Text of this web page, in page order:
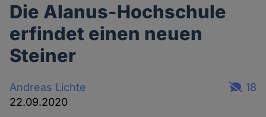
Die Alanus-Hochschule
erfindet einen neuen
Steiner
Andreas Lichte
22.09.2020
18